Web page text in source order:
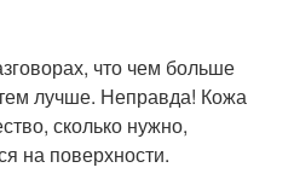
что чем больше
лучше. Неправда! Кожа
сколько нужно,
на поверхности.